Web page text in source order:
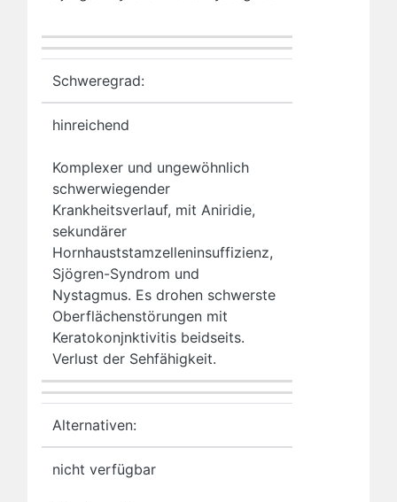
Schweregrad:
hinreichend
Komplexer und ungewöhnlich
schwerwiegender
Krankheitsverlauf, mit Aniridie,
sekundärer
Hornhauststamzelleninsuffizienz,
Sjögren-Syndrom und
Nystagmus. Es drohen schwerste
Oberflächenstörungen mit
Keratokonjnktivitis beidseits.
Verlust der Sehfähigkeit.
Alternativen:
nicht verfügbar